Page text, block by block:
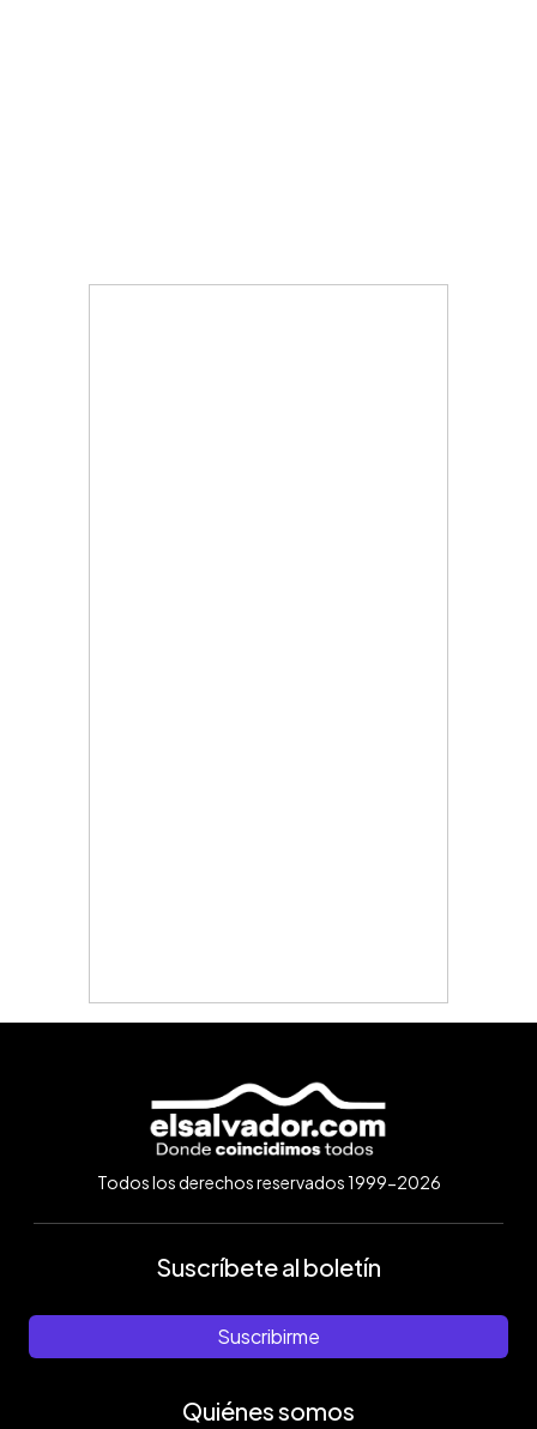
Todos los derechos reservados 1999-2026
Suscríbete al boletín
Suscribirme
Quiénes somos